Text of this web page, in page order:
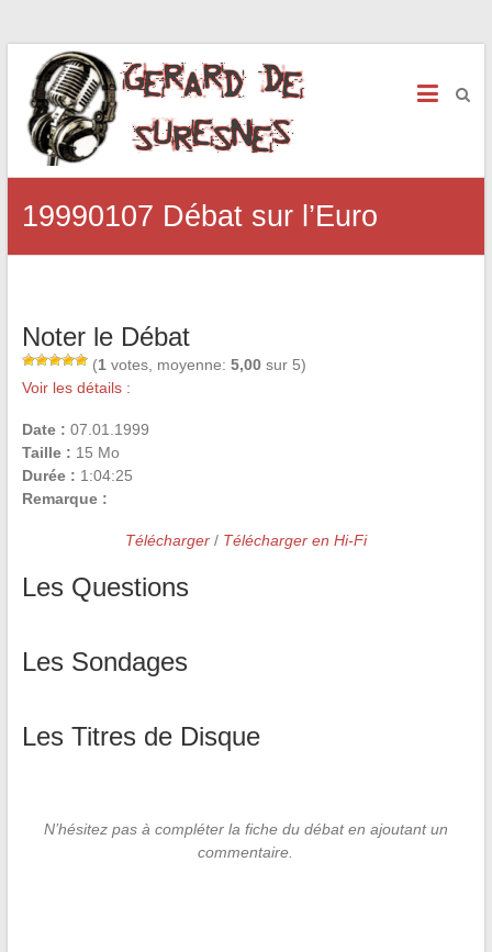
19990107 Débat sur l’Euro
Noter le Débat
(1 votes, moyenne: 5,00sur 5)
Voir les détails :
Date : 07.01.1999
Taille : 15 Mo
Durée : 1:04:25
Remarque :
Télécharger/ Télécharger en Hi-Fi
Les Questions
Les Sondages
Les Titres de Disque
N’hésitez pas à compléter la fiche du débat en ajoutant un
commentaire.